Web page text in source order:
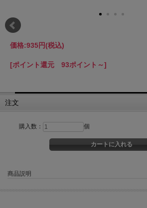
価格:935円(税込)
[ポイント還元 93ポイント～]
注文
購入数： 個
商品説明